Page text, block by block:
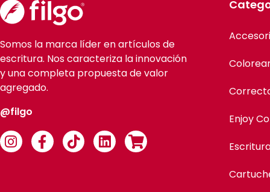
Somos la marca líder en artículos de
escritura. Nos caracteriza la innovación
y una completa propuesta de valor
agregado.
@filgo
Enjoy